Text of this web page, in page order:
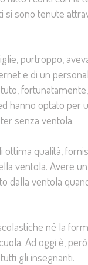
si sono tenute
purtroppo,
e di un
hanno optato per
senza ventola.
ottima qualità,
ventola. Avere
dalla ventola
né la
Ad oggi è,
gli insegnanti.